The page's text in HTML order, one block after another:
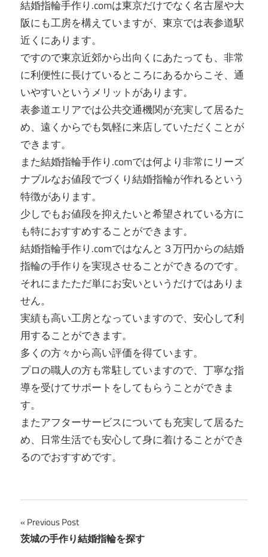
結婚指輪手作り.comは東京だけでなく名古屋や大
阪にも工房を構えていますが、東京では表参道駅
近くにあります。
ですので東京近郊から出向くにあたっても、非常
に利便性に長けているところにあるからこそ、通
いやすいというメリットがあります。
表参道エリアでは公共交通機関が充実して居るた
め、遠くからでも気軽に来店していただくことが
できます。
また結婚指輪手作り.comでは何より非常にリーズ
ナブルなお値段でづくり結婚指輪が作れるという
特徴があります。
少しでもお値段を抑えたいと希望されている方に
も特におすすめすることができます。
結婚指輪手作り.comではなんと３万円からの結婚
指輪の手作りを実現させることができるのです。
それにまたただ単にお安いというだけではありま
せん。
実績も高い工房となっていますので、安心して利
用することができます。
多くの方々から高い評価を得ています。
プロの職人の方も常駐していますので、丁寧な指
導を受けてサポートをしてもらうことができま
す。
またアフターサービスについても充実して居るた
め、日常生活でも安心して身に着けることができ
るのでおすすめです。
投
稿
Previous Post
茨城の手作り結婚指輪を探す